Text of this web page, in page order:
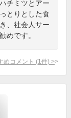
チミツとアー
とりとした食
、社会人サー
めです。
めコメント (1 件) >